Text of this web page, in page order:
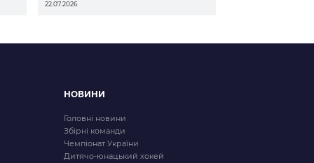
22.07.2026
НОВИНИ
Головні новини
Збірні команди
Чемпіонат України
Дитячо-юнацький хокей